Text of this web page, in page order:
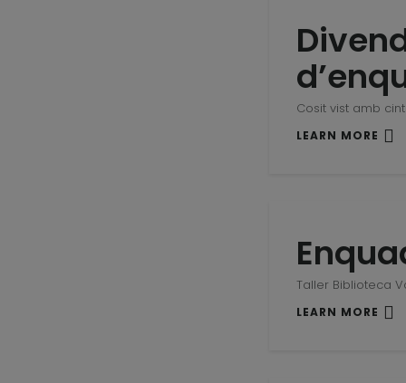
Cosit vist amb
LEARN MORE
Taller Biblioteca
LEARN MORE